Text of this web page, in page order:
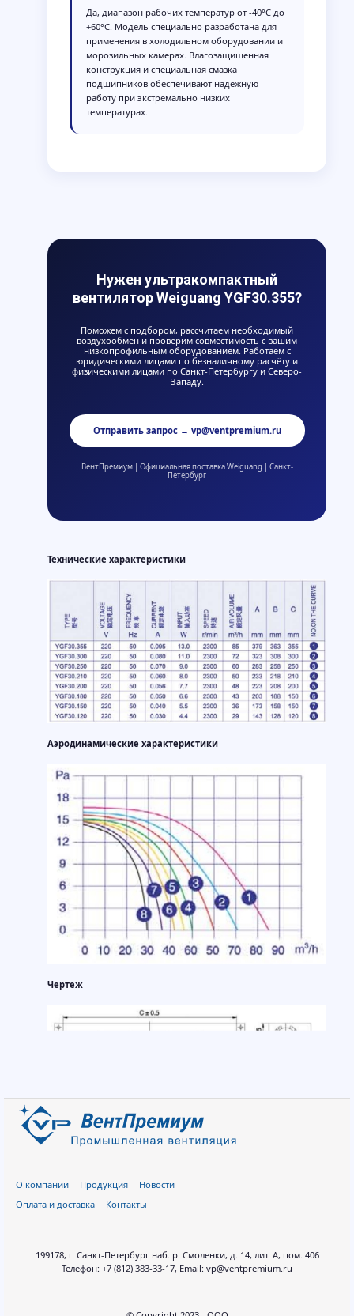
Да, диапазон рабочих температур от -40°C до
+60°C. Модель специально разработана для
применения в холодильном оборудовании и
морозильных камерах. Влагозащищенная
конструкция и специальная смазка
подшипников обеспечивают надёжную
работу при экстремально низких
температурах.
Нужен ультракомпактный
вентилятор Weiguang YGF30.355?
Поможем с подбором, рассчитаем необходимый
воздухообмен и проверим совместимость с вашим
низкопрофильным оборудованием. Работаем с
юридическими лицами по безналичному расчёту и
физическими лицами по Санкт-Петербургу и Северо-
Западу.
Отправить запрос → vp@ventpremium.ru
ВентПремиум | Официальная поставка Weiguang | Санкт-
Петербург
Технические характеристики
Аэродинамические характеристики
Чертеж
О компании Продукция
Новости
Оплата и доставка
Контакты
199178, г. Санкт-Петербург наб. р. Смоленки, д. 14, лит. А, пом. 406
Телефон: +7 (812) 383-33-17, Email: vp@ventpremium.ru